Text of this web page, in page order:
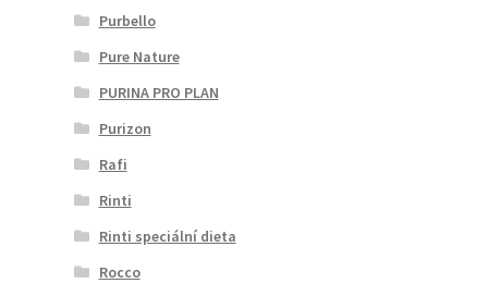
Purbello
Pure Nature
PURINA PRO PLAN
Purizon
Rafi
Rinti
Rinti speciální dieta
Rocco